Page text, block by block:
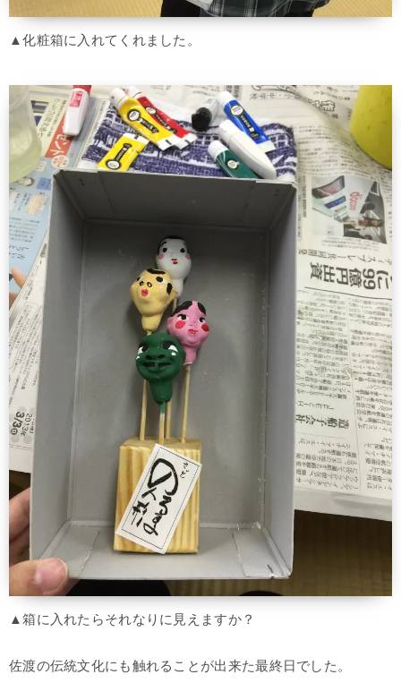
▲化粧箱に入れてくれました。
▲箱に入れたらそれなりに見えますか？
佐渡の伝統文化にも触れることが出来た最終日でした。